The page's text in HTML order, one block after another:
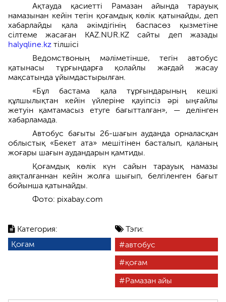
Категория:
Қоғам
Тэги:
автобус
қоғам
Рамазан айы
Ақтауда қасиетті Рамазан айында тарауық
намазынан кейін тегін қоғамдық көлік қатынайды, деп
хабарлайды қала әкімдігінің баспасөз қызметіне
сілтеме жасаған KAZ.NUR.KZ сайты деп жазады
halyqline.kz тілшісі
Ведомствоның мәліметінше, тегін автобус
қатынасы тұрғындарға қолайлы жағдай жасау
мақсатында ұйымдастырылған.
«Бұл бастама қала тұрғындарының кешкі
құлшылықтан кейін үйлеріне қауіпсіз әрі ыңғайлы
жетуін қамтамасыз етуге бағытталған», — делінген
хабарламада.
Автобус бағыты 26-шағын ауданда орналасқан
облыстық «Бекет ата» мешітінен басталып, қаланың
жоғары шағын аудандарын қамтиды.
Қоғамдық көлік күн сайын тарауық намазы
аяқталғаннан кейін жолға шығып, белгіленген бағыт
бойынша қатынайды.
Фото: pixabay.com